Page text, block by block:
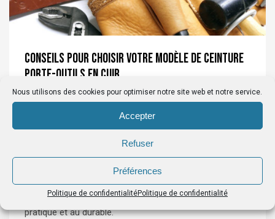
Nous utilisons des cookies pour optimiser notre site web et notre service.
Accepter
Refuser
Préférences
Politique de confidentialitéPolitique de confidentialité
Conseils pour choisir votre modèle de ceinture
porte-outils en cuir
VENDREDI 25 OCTOBRE 2024 BYCUIRS DE SCHISTES
Ce sont les questions les plus fréquentes de mes
clients qui sont à l’origine de ce qui va suivre. Il s’agit de
définir l’usage que l’on en fera, pouvoir allier le beau au
pratique et au durable.